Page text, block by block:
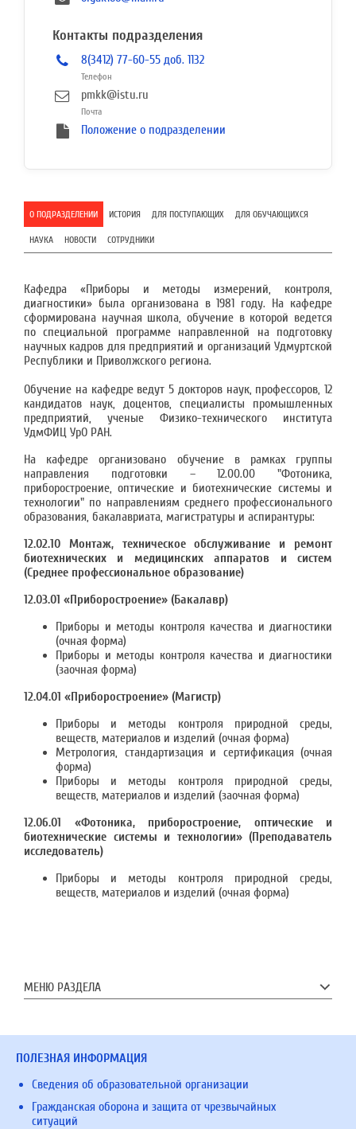
Контакты подразделения
8(3412) 77-60-55 доб. 1132
Телефон
pmkk@istu.ru
Почта
Положение о подразделении
О ПОДРАЗДЕЛЕНИИ ИСТОРИЯ ДЛЯ ПОСТУПАЮЩИХ ДЛЯ ОБУЧАЮЩИХСЯ
НАУКА НОВОСТИ СОТРУДНИКИ
Кафедра «Приборы и методы измерений, контроля,
диагностики» была организована в 1981 году. На кафедре
сформирована научная школа, обучение в которой ведется
по специальной программе направленной на подготовку
научных кадров для предприятий и организаций Удмуртской
Республики и Приволжского региона.
Обучение на кафедре ведут 5 докторов наук, профессоров, 12
кандидатов наук, доцентов, специалисты промышленных
предприятий, ученые Физико-технического института
УдмФИЦ УрО РАН.
На кафедре организовано обучение в рамках группы
направления подготовки – 12.00.00 "Фотоника,
приборостроение, оптические и биотехнические системы и
технологии" по направлениям среднего профессионального
образования, бакалавриата, магистратуры и аспирантуры:
12.02.10 Монтаж, техническое обслуживание и ремонт
биотехнических и медицинских аппаратов и систем
(Среднее профессиональное образование)
12.03.01 «Приборостроение» (Бакалавр)
Приборы и методы контроля качества и диагностики
(очная форма)
Приборы и методы контроля качества и диагностики
(заочная форма)
12.04.01 «Приборостроение» (Магистр)
Приборы и методы контроля природной среды,
веществ, материалов и изделий (очная форма)
Метрология, стандартизация и сертификация (очная
форма)
Приборы и методы контроля природной среды,
веществ, материалов и изделий (заочная форма)
12.06.01 «Фотоника, приборостроение, оптические и
биотехнические системы и технологии» (Преподаватель
исследователь)
Приборы и методы контроля природной среды,
веществ, материалов и изделий (очная форма)
МЕНЮ РАЗДЕЛА
ПОЛЕЗНАЯ ИНФОРМАЦИЯ
Сведения об образовательной организации
Гражданская оборона и защита от чрезвычайных
ситуаций